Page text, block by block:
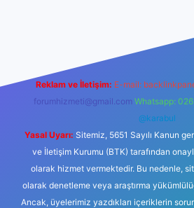
Reklam ve İletişim: E-mail:
forumhizmeti@gmail.com Whatsapp:
@karabul
Yasal Uyarı: Sitemiz, 5651 Sayılı Kanun
ve İletişim Kurumu (BTK) tarafından
olarak hizmet vermektedir. Bu nedenle,
olarak denetleme veya araştırma
Ancak, üyelerimiz yazdıkları içeriklerin